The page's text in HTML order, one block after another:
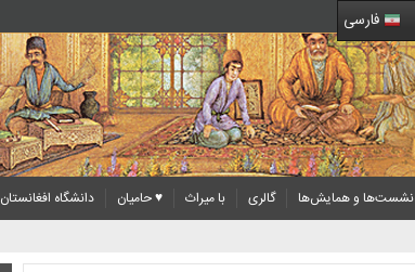
فارسی
نشست‌ها و همایش‌ها گالری با میراث ♥ حامیان
دانشگاه افغانستان